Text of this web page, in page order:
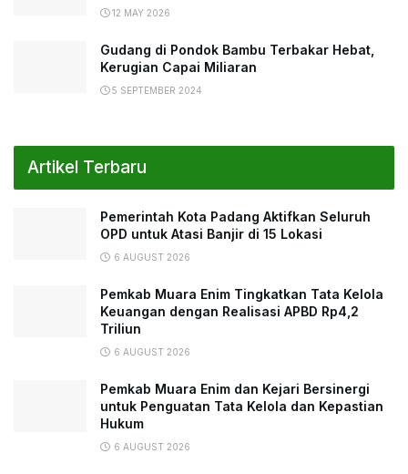
12 MAY 2026
Gudang di Pondok Bambu Terbakar Hebat,
Kerugian Capai Miliaran
5 SEPTEMBER 2024
Artikel Terbaru
Pemerintah Kota Padang Aktifkan Seluruh
OPD untuk Atasi Banjir di 15 Lokasi
6 AUGUST 2026
Pemkab Muara Enim Tingkatkan Tata Kelola
Keuangan dengan Realisasi APBD Rp4,2
Triliun
6 AUGUST 2026
Pemkab Muara Enim dan Kejari Bersinergi
untuk Penguatan Tata Kelola dan Kepastian
Hukum
6 AUGUST 2026